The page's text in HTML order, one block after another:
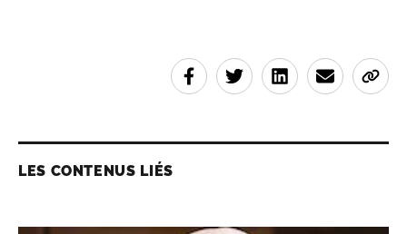
LES CONTENUS LIÉS